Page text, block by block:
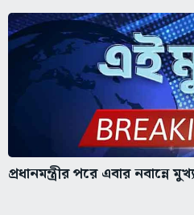
প্রধানমন্ত্রীর পরে এবার নবান্নে